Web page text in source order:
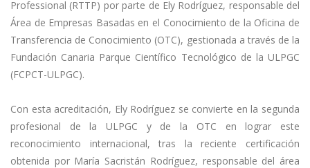
Professional (RTTP) por parte de Ely Rodríguez, responsable del
Área de Empresas Basadas en el Conocimiento de la Oficina de
Transferencia de Conocimiento (OTC), gestionada a través de la
Fundación Canaria Parque Científico Tecnológico de la ULPGC
(FCPCT-ULPGC).
Con esta acreditación, Ely Rodríguez se convierte en la segunda
profesional de la ULPGC y de la OTC en lograr este
reconocimiento internacional, tras la reciente certificación
obtenida por María Sacristán Rodríguez, responsable del área